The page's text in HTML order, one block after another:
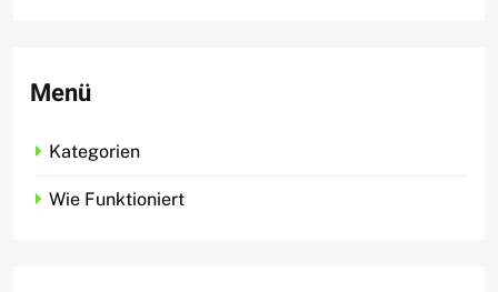
Menü
Kategorien
Wie Funktioniert